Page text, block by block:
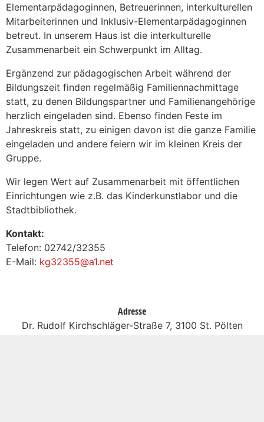
Elementarpädagoginnen, Betreuerinnen, interkulturellen
Mitarbeiterinnen und Inklusiv-Elementarpädagoginnen
betreut. In unserem Haus ist die interkulturelle
Zusammenarbeit ein Schwerpunkt im Alltag.
Ergänzend zur pädagogischen Arbeit während der
Bildungszeit finden regelmäßig Familiennachmittage
statt, zu denen Bildungspartner und Familienangehörige
herzlich eingeladen sind. Ebenso finden Feste im
Jahreskreis statt, zu einigen davon ist die ganze Familie
eingeladen und andere feiern wir im kleinen Kreis der
Gruppe.
Wir legen Wert auf Zusammenarbeit mit öffentlichen
Einrichtungen wie z.B. das Kinderkunstlabor und die
Stadtbibliothek.
Kontakt:
Telefon: 02742/32355
E-Mail: kg32355@a1.net
Adresse
Dr. Rudolf Kirchschläger-Straße 7, 3100 St. Pölten